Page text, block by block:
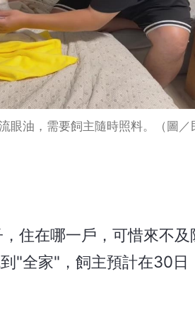
眼油，需要飼主隨時照料。（圖／
住在哪一戶，可惜來不
"全家"，飼主預計在30日